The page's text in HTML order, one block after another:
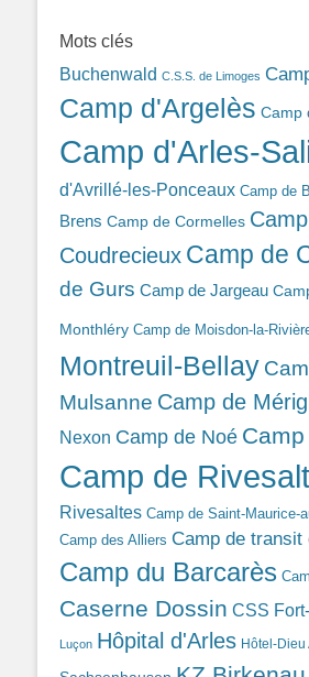
Mots clés
Buchenwald C.S.S. de Limoges
Camp d'Argelès Camp
Camp d'Arles-
d'Avrillé-les-Ponceaux Camp de
Brens Camp de Cormelles
Coudrecieux Camp de
de Gurs Camp de Jargeau
Monthléry Camp de Moisdon-la-
Montreuil-Bellay
Mulsanne Camp de
Nexon Camp de Noé
Camp de
Rivesaltes Camp de Saint-Maurice-
Camp des Alliers Camp de transit
Camp du Barcarès
Caserne Dossin CSS
Luçon Hôpital d'Arles Hôtel-Dieu